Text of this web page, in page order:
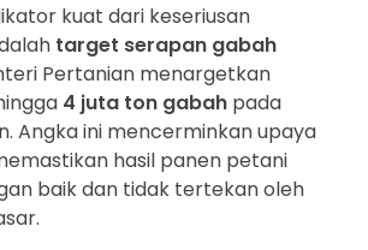
kuat dari keseriusan
target serapan gabah
Pertanian menargetkan
4 juta ton gabah pada
Angka ini mencerminkan upaya
hasil panen petani
baik dan tidak tertekan oleh